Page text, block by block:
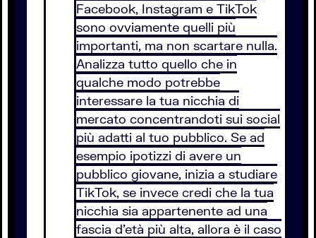
Facebook, Instagram e TikTok
sono ovviamente quelli più
importanti, ma non scartare nulla.
Analizza tutto quello che in
qualche modo potrebbe
interessare la tua nicchia di
mercato concentrandoti sui social
più adatti al tuo pubblico. Se ad
esempio ipotizzi di avere un
pubblico giovane, inizia a studiare
TikTok, se invece credi che la tua
nicchia sia appartenente ad una
fascia d'età più alta, allora è il caso